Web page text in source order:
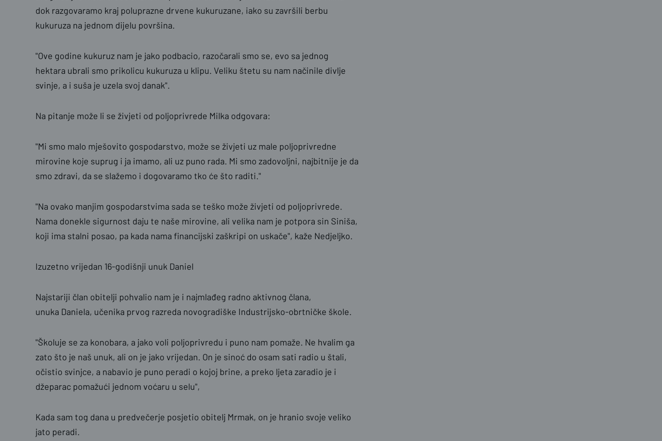
dok razgovaramo kraj poluprazne drvene kukuruzane, iako su završili berbu
kukuruza na jednom dijelu površina.
"Ove godine kukuruz nam je jako podbacio, razočarali smo se, evo sa jednog
hektara ubrali smo prikolicu kukuruza u klipu. Veliku štetu su nam načinile divlje
svinje, a i suša je uzela svoj danak".
Na pitanje može li se živjeti od poljoprivrede Milka odgovara:
"Mi smo malo mješovito gospodarstvo, može se živjeti uz male poljoprivredne
mirovine koje suprug i ja imamo, ali uz puno rada. Mi smo zadovoljni, najbitnije je da
smo zdravi, da se slažemo i dogovaramo tko će što raditi."
"Na ovako manjim gospodarstvima sada se teško može živjeti od poljoprivrede.
Nama donekle sigurnost daju te naše mirovine, ali velika nam je potpora sin Siniša,
koji ima stalni posao, pa kada nama financijski zaškripi on uskače", kaže Nedjeljko.
Izuzetno vrijedan 16-godišnji unuk Daniel
Najstariji član obitelji pohvalio nam je i najmlađeg radno aktivnog člana,
unuka Daniela, učenika prvog razreda novogradiške Industrijsko-obrtničke škole.
"Školuje se za konobara, a jako voli poljoprivredu i puno nam pomaže. Ne hvalim ga
zato što je naš unuk, ali on je jako vrijedan. On je sinoć do osam sati radio u štali,
očistio svinjce, a nabavio je puno peradi o kojoj brine, a preko ljeta zaradio je i
džeparac pomažući jednom voćaru u selu",
Kada sam tog dana u predvečerje posjetio obitelj Mrmak, on je hranio svoje veliko
jato peradi.